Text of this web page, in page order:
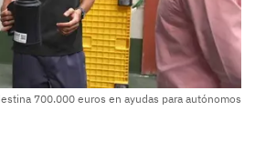
700.000 euros en ayudas para autónomos